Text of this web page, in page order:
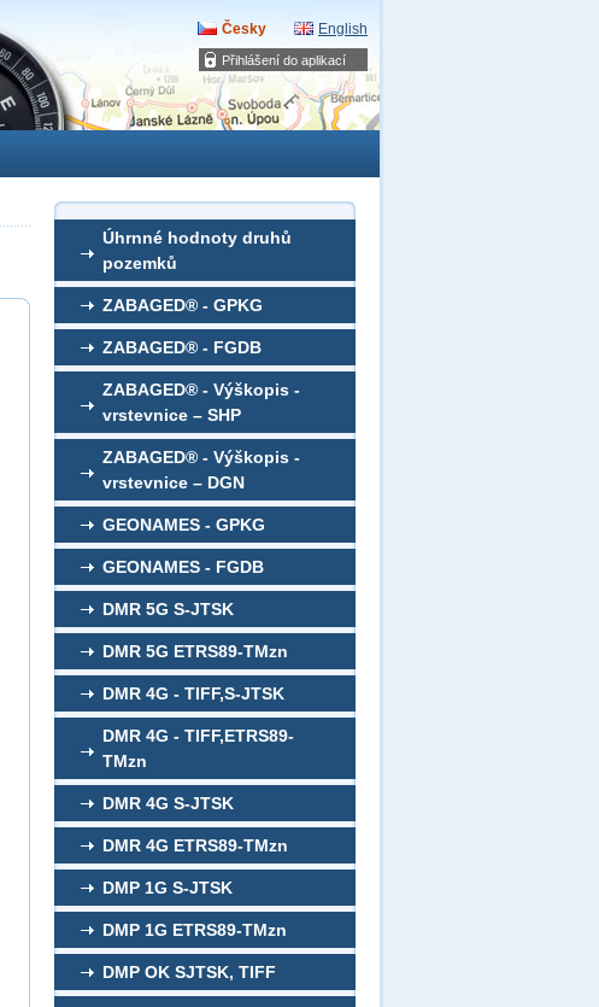
Přihlášení do aplikací
Česky English
Úhrnné hodnoty druhů
pozemků
ZABAGED® - GPKG
ZABAGED® - FGDB
ZABAGED® - Výškopis -
vrstevnice – SHP
ZABAGED® - Výškopis -
vrstevnice – DGN
GEONAMES - GPKG
GEONAMES - FGDB
DMR 5G S-JTSK
DMR 5G ETRS89-TMzn
DMR 4G - TIFF,S-JTSK
DMR 4G - TIFF,ETRS89-
TMzn
DMR 4G S-JTSK
DMR 4G ETRS89-TMzn
DMP 1G S-JTSK
DMP 1G ETRS89-TMzn
DMP OK SJTSK, TIFF